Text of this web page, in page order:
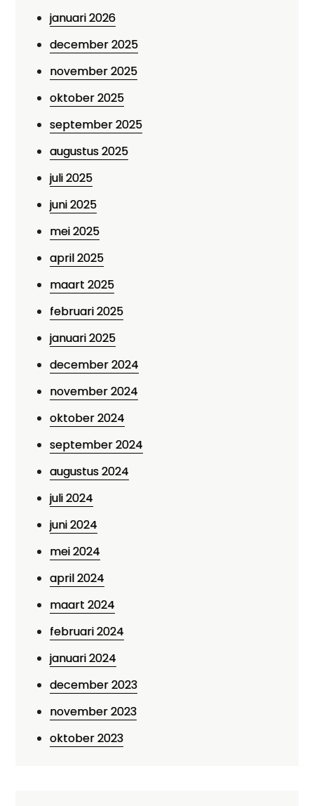
januari 2026
december 2025
november 2025
oktober 2025
september 2025
augustus 2025
juli 2025
juni 2025
mei 2025
april 2025
maart 2025
februari 2025
januari 2025
december 2024
november 2024
oktober 2024
september 2024
augustus 2024
juli 2024
juni 2024
mei 2024
april 2024
maart 2024
februari 2024
januari 2024
december 2023
november 2023
oktober 2023